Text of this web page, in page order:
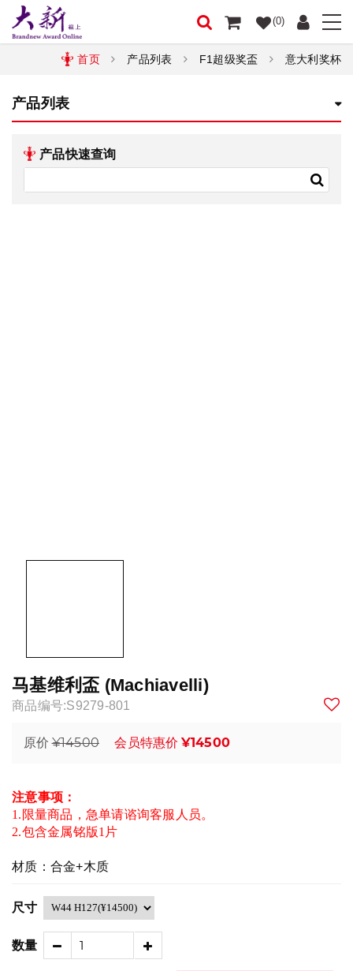
(0)
首页 产品列表 F1超级奖盃 意大利奖杯
产品列表
产品快速查询
马基维利盃 (Machiavelli)
商品编号:S9279-801
原价 ¥14500 会员特惠价 ¥14500
注意事项：
1.限量商品，急单请谘询客服人员。
2.包含金属铭版1片
材质：合金+木质
尺寸
数量